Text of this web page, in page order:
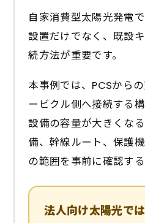
自家消費型太陽光発電
設置だけでなく、既設
続方法が重要です。
本事例では、PCSから
ービクル側へ接続する
設備の容量が大きくな
備、幹線ルート、保護
の範囲を事前に確認する
法人向け太陽光で